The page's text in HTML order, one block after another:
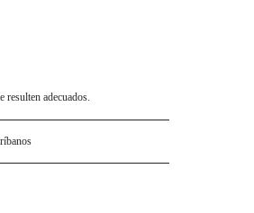
resulten adecuados.